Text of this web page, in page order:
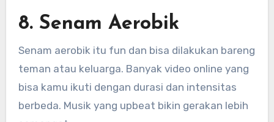
8. Senam Aerobik
Senam aerobik itu fun dan bisa dilakukan bareng
teman atau keluarga. Banyak video online yang
bisa kamu ikuti dengan durasi dan intensitas
berbeda. Musik yang upbeat bikin gerakan lebih